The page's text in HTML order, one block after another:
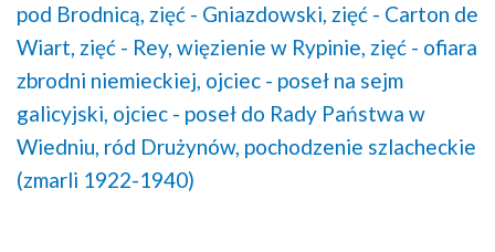
pod Brodnicą, zięć - Gniazdowski, zięć - Carton de
Wiart, zięć - Rey, więzienie w Rypinie, zięć - ofiara
zbrodni niemieckiej, ojciec - poseł na sejm
galicyjski, ojciec - poseł do Rady Państwa w
Wiedniu, ród Drużynów, pochodzenie szlacheckie
(zmarli 1922-1940)